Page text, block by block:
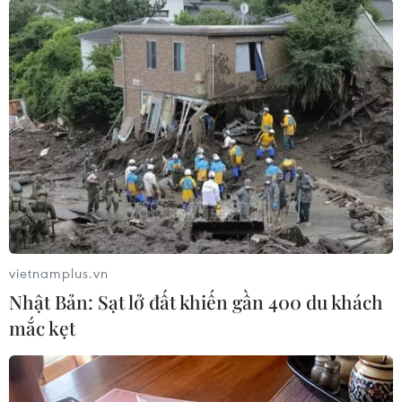
công tác ứng phó, phòng tránh thiên tai của
chính quyền địa phương; cập nhật thường
xuyên thông tin dự báo khí tượng thủy văn mới
nhất trên các phương tiện truyền thông đại
chúng chính thống của Trung ương và địa
phương để chủ động ứng phó./.
(TTXVN/Vietnam+)
vietnamplus.vn
Nhật Bản: Sạt lở đất khiến gần 400 du khách
mắc kẹt